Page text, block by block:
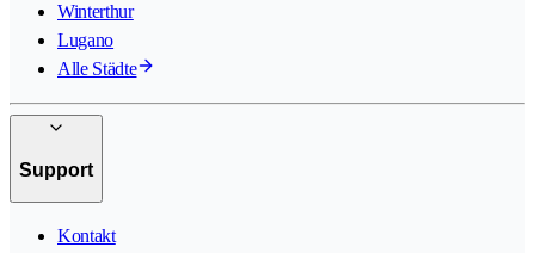
Winterthur
Lugano
Alle Städte
Support
Kontakt